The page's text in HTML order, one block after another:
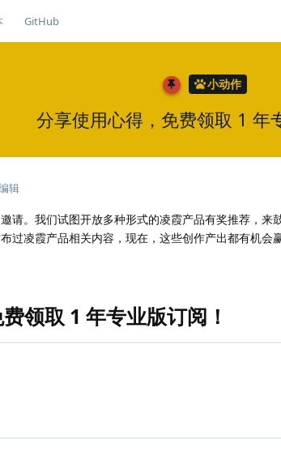
GitHub
小动作
分享使用心得，免费领取 1 年
辑
请。我们试图开放多种形式的凌霞产品有奖推荐，来
过凌霞产品相关内容，现在，这些创作产出都有机会
领取 1 年专业版订阅！